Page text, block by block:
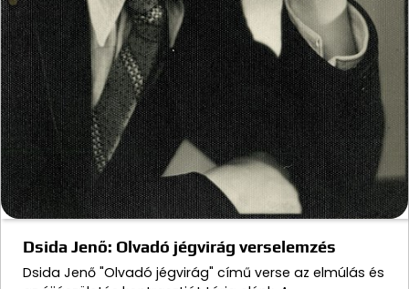
Dsida Jenő: Olvadó jégvirág verselemzés
Dsida Jenő "Olvadó jégvirág" című verse az elmúlás és